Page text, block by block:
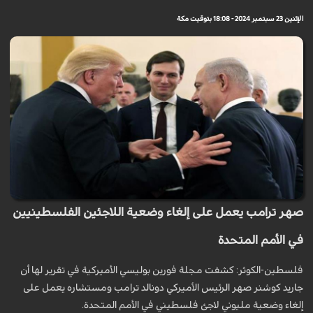
الإثنين 23 سبتمبر 2024 - 18:08 بتوقيت مكة
صهر ترامب يعمل على إلغاء وضعية اللاجئين الفلسطينيين
في الأمم المتحدة
فلسطين-الكوثر: كشفت مجلة فورين بوليسي الأميركية في تقرير لها أن
جاريد كوشنر صهر الرئيس الأميركي دونالد ترامب ومستشاره يعمل على
إلغاء وضعية مليوني لاجئ فلسطيني في الأمم المتحدة.